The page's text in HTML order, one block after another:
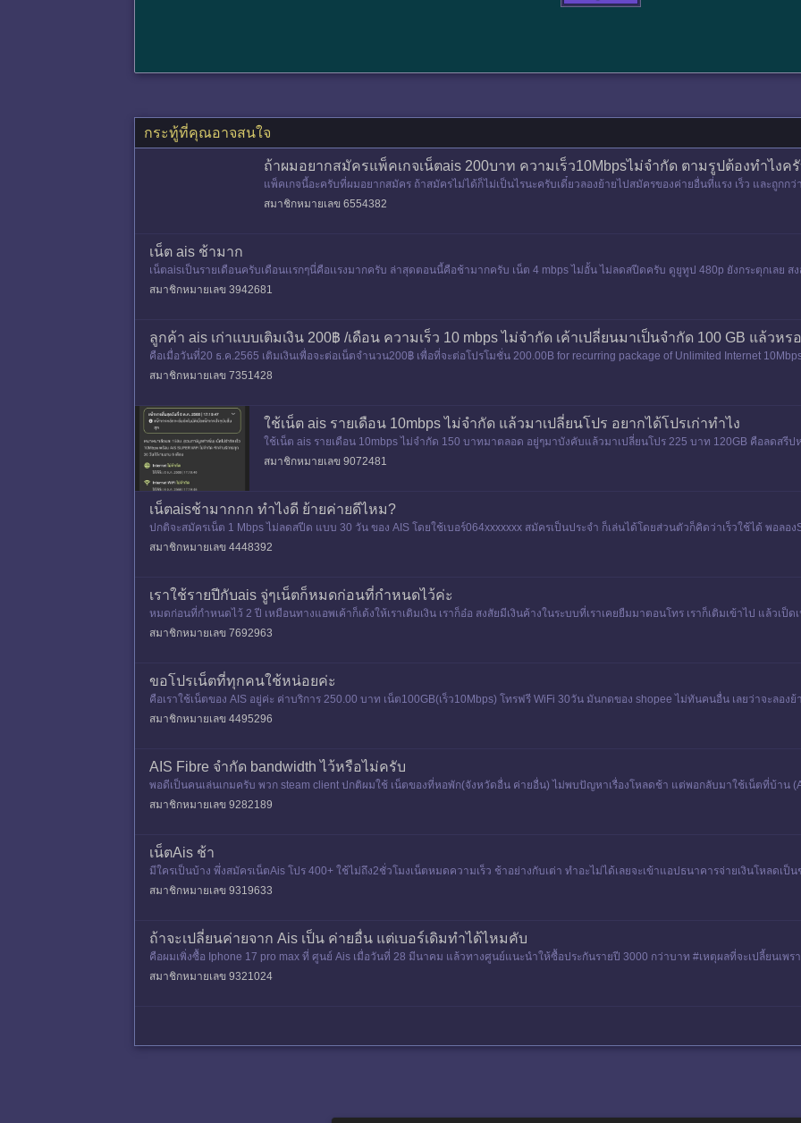
กระทู้ที่คุณอาจสนใจ
ถ้าผมอยากสมัครแพ็คเกจเน็ตais 200บาท ความเร็ว10Mbpsไม่จำกัด ตามรูปต้องทำไง
แพ็คเกจนี้อะครับที่ผมอยากสมัคร ถ้าสมัครไม่ได้ก็ไม่เป็นไรนะครับเดี๋ยวลองย้ายไปสมัครของค่ายอื่นที่​แรง เร็ว และถูก
บกับเงินที่เสียไปในการสมัคร
สมาชิกหมายเลข 6554382
เน็ต ais ช้ามาก
เน็ตaisเป็นรายเดือนครับเดือนเเรกๆนี่คือเเรงมากครับ ล่าสุดตอนนี้คือช้ามากครับ เน็ต 4 mbps ไม่อั้น ไม่ลดสปีดครับ ดูยูทูป 480p ยังกระตุกเลย ส
สมาชิกหมายเลข 3942681
ลูกค้า ais เก่าแบบเติมเงิน 200฿ /เดือน ความเร็ว 10 mbps ไม่จำกัด เค้าเปลี่ยนมาเป็นจำกัด 100 GB แล้วหร
คือเมื่อวันที่20 ธ.ค.2565 เติมเงินเพื่อจะต่อเน็ตจำนวน200฿ เพื่อที่จะต่อโปรโมชั่น 200.00B for recurring package of Unlimited Internet
200B Unl
สมาชิกหมายเลข 7351428
ใช้เน็ต ais รายเดือน 10mbps ไม่จำกัด แล้วมาเปลี่ยนโปร อยากได้โปรเก่าทำไง
ใช้เน็ต ais รายเดือน 10mbps ไม่จำกัด 150 บาทมาตลอด อยู่ๆมาบังคับแล้วมาเปลี่ยนโปร 225 บาท 120GB คือลดสรี
mbps ไมาจำกัด 150 บาท ทำไง
สมาชิกหมายเลข 9072481
เน็ตaisช้ามากกก ทำไงดี ย้ายค่ายดีไหม?
ปกติจะสมัครเน็ต 1 Mbps ไม่ลดสปีด แบบ 30 วัน ของ AIS โดยใช้เบอร์064xxxxxxx สมัครเป็นประจำ ก็เล่นได้โดยส่วนตัวก็คิดว่าเร็วใช้ได้ พอลอ
บอร์โดยใช้เบอร์0
สมาชิกหมายเลข 4448392
เราใช้รายปีกับais จู่ๆเน็ตก็หมดก่อนที่กำหนดไว้ค่ะ
หมดก่อนที่กำหนดไว้ 2 ปี เหมือนทางแอพเค้าก็เด้งให้เราเติมเงิน เราก็อ๋อ สงสัยมีเงินค้างในระบบที่เราเคยยืมมาตอนโทร เราก็เติมเข้าไป แล้วเป็ด
นแม
สมาชิกหมายเลข 7692963
ขอโปรเน็ตที่ทุกคนใช้หน่อยค่ะ
คือเราใช้เน็ตของ AIS อยู่ค่ะ ค่าบริการ 250.00 บาท เน็ต100GB(เร็ว10Mbps) โทรฟรี WiFi 30วัน มันกดของ shopee ไม่ทันคนอื่น เลยว่าจะลอ
นะคะ
สมาชิกหมายเลข 4495296
AIS Fibre จำกัด bandwidth ไว้หรือไม่ครับ
พอดีเป็นคนเล่นเกมครับ พวก steam client ปกติผมใช้ เน็ตของที่หอพัก(จังหวัดอื่น ค่ายอื่น) ไม่พบปัญหาเรื่องโหลดช้า แต่พอกลับมาใช้เน็ตที่บ้าน
ว้ ให้โหลดด้
สมาชิกหมายเลข 9282189
เน็ตAis ช้า
มีใครเป็นบ้าง พึ่งสมัครเน็ตAis โปร 400+ ใช้ไม่ถึง2ชั่วโมงเน็ตหมดความเร็ว ช้าอย่างกับเต่า ทำอะไม่ได้เลยจะเข้าแอปธนาคารจ่ายเงินโหลดเ
มีปัญหาเน็ตช้า
สมาชิกหมายเลข 9319633
ถ้าจะเปลี่ยนค่ายจาก Ais เป็น ค่ายอื่น แต่เบอร์เดิมทำได้ไหมคับ
คือผมเพิ่งซื้อ Iphone 17 pro max ที่ ศูนย์ Ais เมื่อวันที่ 28 มีนาคม แล้วทางศูนย์แนะนำให้ซื้อประกันรายปี 3000 กว่าบาท #เหตุผลที่จะเปลี้ยนเพ
นเลยแนะนำเน็
สมาชิกหมายเลข 9321024